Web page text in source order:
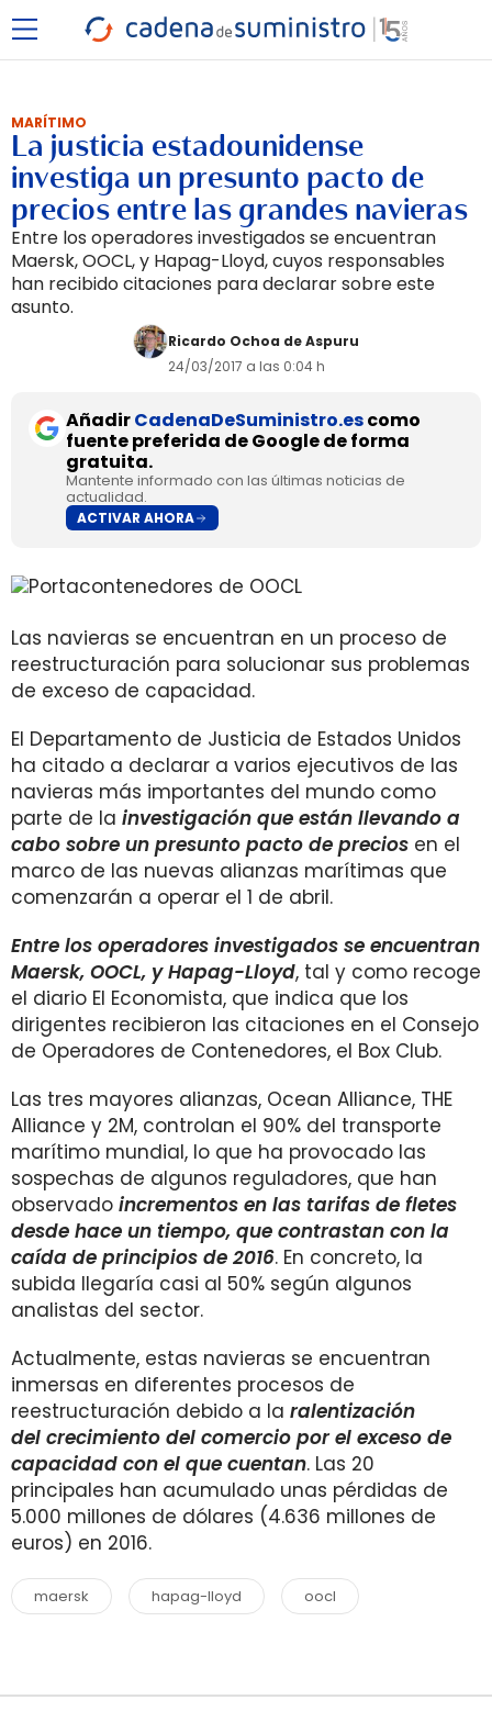
MARÍTIMO
La justicia estadounidense
investiga un presunto pacto de
precios entre las grandes navieras
Entre los operadores investigados se encuentran
Maersk, OOCL, y Hapag-Lloyd, cuyos responsables
han recibido citaciones para declarar sobre este
asunto.
Ricardo Ochoa de Aspuru
24/03/2017 a las 0:04 h
AñadirCadenaDeSuministro.escomo
fuente preferida de Google de forma
gratuita.
Mantente informado con las últimas noticias de
actualidad.
ACTIVAR AHORA
Las navieras se encuentran en un proceso de
reestructuración para solucionar sus problemas
de exceso de capacidad.
El Departamento de Justicia de Estados Unidos
ha citado a declarar a varios ejecutivos de las
navieras más importantes del mundo como
parte de la investigación que están llevando a
cabo sobre un presunto pacto de precios en el
marco de las nuevas alianzas marítimas que
comenzarán a operar el 1 de abril.
Entre los operadores investigados se encuentran
Maersk, OOCL, y Hapag-Lloyd, tal y como recoge
el diario El Economista, que indica que los
dirigentes recibieron las citaciones en el Consejo
de Operadores de Contenedores, el Box Club.
Las tres mayores alianzas, Ocean Alliance, THE
Alliance y 2M, controlan el 90% del transporte
marítimo mundial, lo que ha provocado las
sospechas de algunos reguladores, que han
observado incrementos en las tarifas de fletes
desde hace un tiempo, que contrastan con la
caída de principios de 2016. En concreto, la
subida llegaría casi al 50% según algunos
analistas del sector.
Actualmente, estas navieras se encuentran
inmersas en diferentes procesos de
reestructuración debido a la ralentización
del crecimiento del comercio por el exceso de
capacidad con el que cuentan. Las 20
principales han acumulado unas pérdidas de
5.000 millones de dólares (4.636 millones de
euros) en 2016.
maersk hapag-lloyd oocl